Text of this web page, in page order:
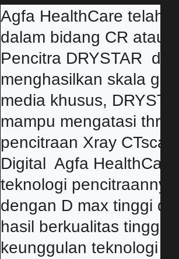
Agfa HealthCare telah
dalam bidang CR atau
Pencitra DRYSTAR
menghasilkan skala
media khusus,
mampu mengatasi
pencitraan Xray CTscan
Digital  Agfa HealthCare
teknologi
dengan D max tinggi
hasil berkualitas tinggi
keunggulan teknologi